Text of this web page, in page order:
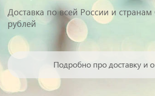
Доставка по всей России и
рублей
Подробно про доставку и